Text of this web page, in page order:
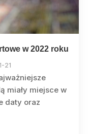
w 2022 roku
21
miały miejsce w
daty oraz